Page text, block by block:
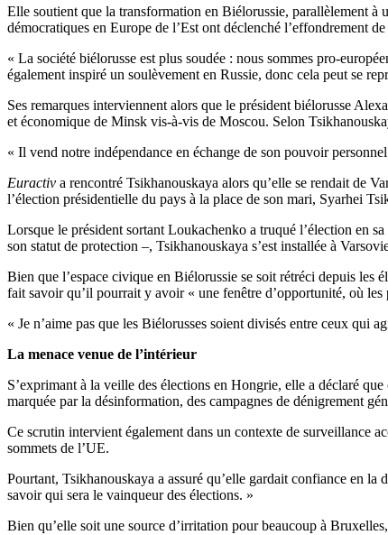
Elle soutient que la transformation en Biélorussie, parallèlement à
démocratiques en Europe de l’Est ont déclenché l’effondrement
« La société biélorusse est plus soudée : nous sommes pro-
également inspiré un soulèvement en Russie, donc cela peut se
Ses remarques interviennent alors que le président biélorusse
et économique de Minsk vis-à-vis de Moscou. Selon
« Il vend notre indépendance en échange de son pouvoir
Euractiv a rencontré Tsikhanouskaya alors qu’elle se rendait de
l’élection présidentielle du pays à la place de son mari, Syarhei
Lorsque le président sortant Loukachenko a truqué l’élection en
son statut de protection –, Tsikhanouskaya s’est installée à
Bien que l’espace civique en Biélorussie se soit rétréci depuis les
fait savoir qu’il pourrait y avoir « une fenêtre d’opportunité, où
« Je n’aime pas que les Biélorusses soient divisés entre ceux qui
La menace venue de l’intérieur
S’exprimant à la veille des élections en Hongrie, elle a déclaré
marquée par la désinformation, des campagnes de dénigrement
Ce scrutin intervient également dans un contexte de surveillance
sommets de l’UE.
Pourtant, Tsikhanouskaya a assuré qu’elle gardait confiance en la
savoir qui sera le vainqueur des élections. »
Bien qu’elle soit une source d’irritation pour beaucoup à